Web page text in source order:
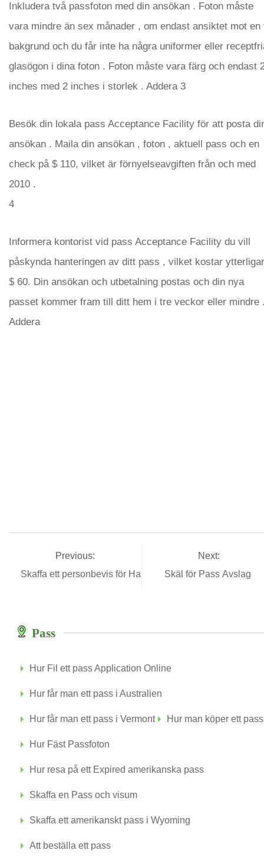
Inkludera två passfoton med din ansökan . Foton måste
vara mindre än sex månader , om endast ansiktet mot en
bakgrund och du får inte ha några uniformer eller
glasögon i dina foton . Foton måste vara färg och endast
inches med 2 inches i storlek . Addera 3
Besök din lokala pass Acceptance Facility för att posta
ansökan . Maila din ansökan , foton , aktuell pass och en
check på $ 110, vilket är förnyelseavgiften från och med
2010 .
4
Informera kontorist vid pass Acceptance Facility du vill
påskynda hanteringen av ditt pass , vilket kostar
$ 60. Din ansökan och utbetalning postas och din nya
passet kommer fram till ditt hem i tre veckor eller mindre
Addera
Previous:
Skaffa ett personbevis för Haiti
Next:
Skäl för Pass Avslag
Pass
Hur Fil ett pass Application Online
Hur får man ett pass i Australien
Hur får man ett pass i Vermont Hur man köper ett pass
Hur Fäst Passfoton
Hur resa på ett Expired amerikanska pass
Skaffa en Pass och visum
Skaffa ett amerikanskt pass i Wyoming
Att beställa ett pass